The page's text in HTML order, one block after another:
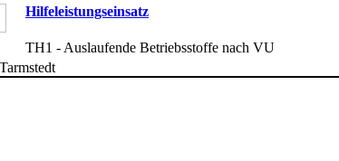
Hilfeleistungseinsatz
TH1 - Auslaufende Betriebsstoffe nach VU